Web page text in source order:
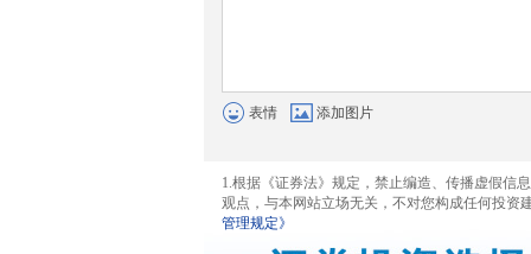
表情 添加图片
1.根据《证券法》规定，禁止编造、传播虚假信
观点，与本网站立场无关，不对您构成任何投资
管理规定》